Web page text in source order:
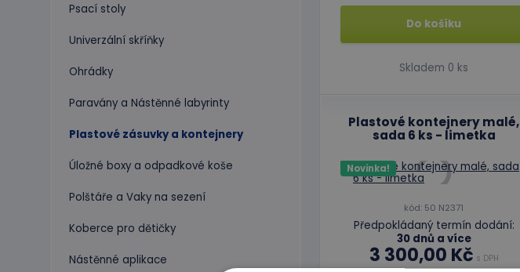
Psací stoly
Univerzální skříňky
Ohrádky
Paravány a Nástěnné labyrinty
Plastové zásuvky a kontejnery
Úložné boxy a odpadkové koše
Polštáře a Vaky na sezení
Koberce pro dětičky
Nástěnné aplikace
Do košíku
Skladem 0 ks
Plastové kontejnery malé,
sada 6 ks - limetka
Novinka!
kód: 50 N2371
Předpokládaný termín dodání:
30 dnů a více
3 300,00 Kč s DPH